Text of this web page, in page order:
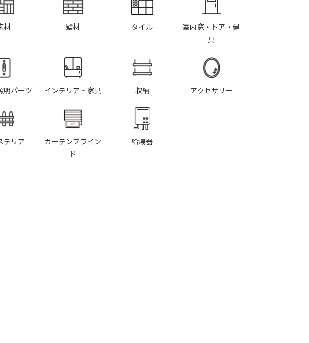
材 壁材 タイル
室内窓・ドア・建
具
明パーツ インテリア・家具 収納 アクセサリー
テリア
カーテンブライン
ド
給湯器